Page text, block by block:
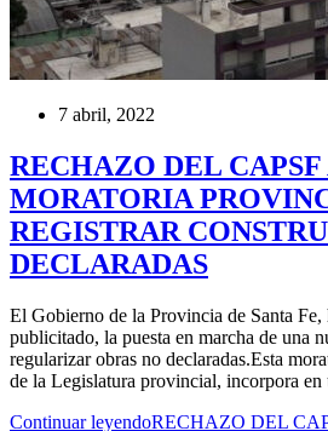
7 abril, 2022
RECHAZO DEL CAPSF
MORATORIA
REGISTRAR
DECLARADAS
El Gobierno de la Provincia de Santa Fe,
publicitado, la puesta en marcha de una
regularizar obras no declaradas.Esta
de la Legislatura provincial, incorpora
Continuar leyendoRECHAZO DEL